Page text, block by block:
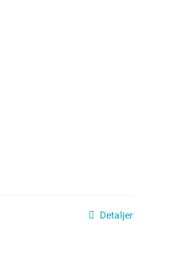
Detaljer